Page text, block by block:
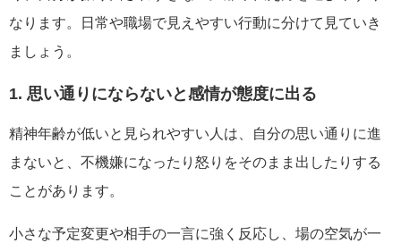
なります。日常や職場で見えやすい行動に分けて見ていき
ましょう。
1. 思い通りにならないと感情が態度に出る
精神年齢が低いと見られやすい人は、自分の思い通りに進
まないと、不機嫌になったり怒りをそのまま出したりする
ことがあります。
小さな予定変更や相手の一言に強く反応し、場の空気が一